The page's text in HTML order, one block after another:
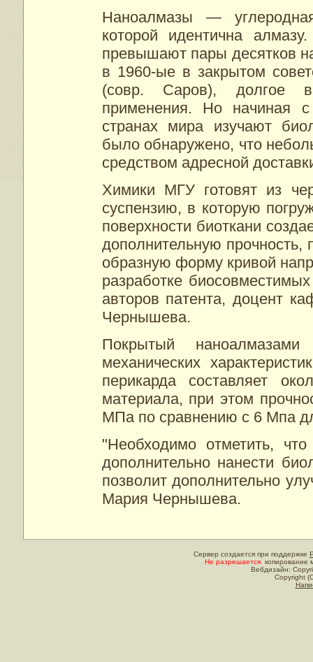
Наноалмазы —
которой идентична
превышают пары десятков
в 1960-ые в закрытом
(совр. Саров), долгое
применения. Но начиная
странах мира изучают
было обнаружено, что
средством адресной
Химики МГУ готовят из
суспензию, в которую
поверхности биоткани
дополнительную прочность,
образную форму кривой
разработке
авторов патента, доцент
Чернышева.
Покрытый
механических
перикарда составляет
материала, при этом
МПа по сравнению с 6 Мпа
"Необходимо отметить,
дополнительно нанести
позволит дополнительно
Мария Чернышева.
Сервер создается при поддержке
Не разрешается копирование
Вебдизайн:
Copyright